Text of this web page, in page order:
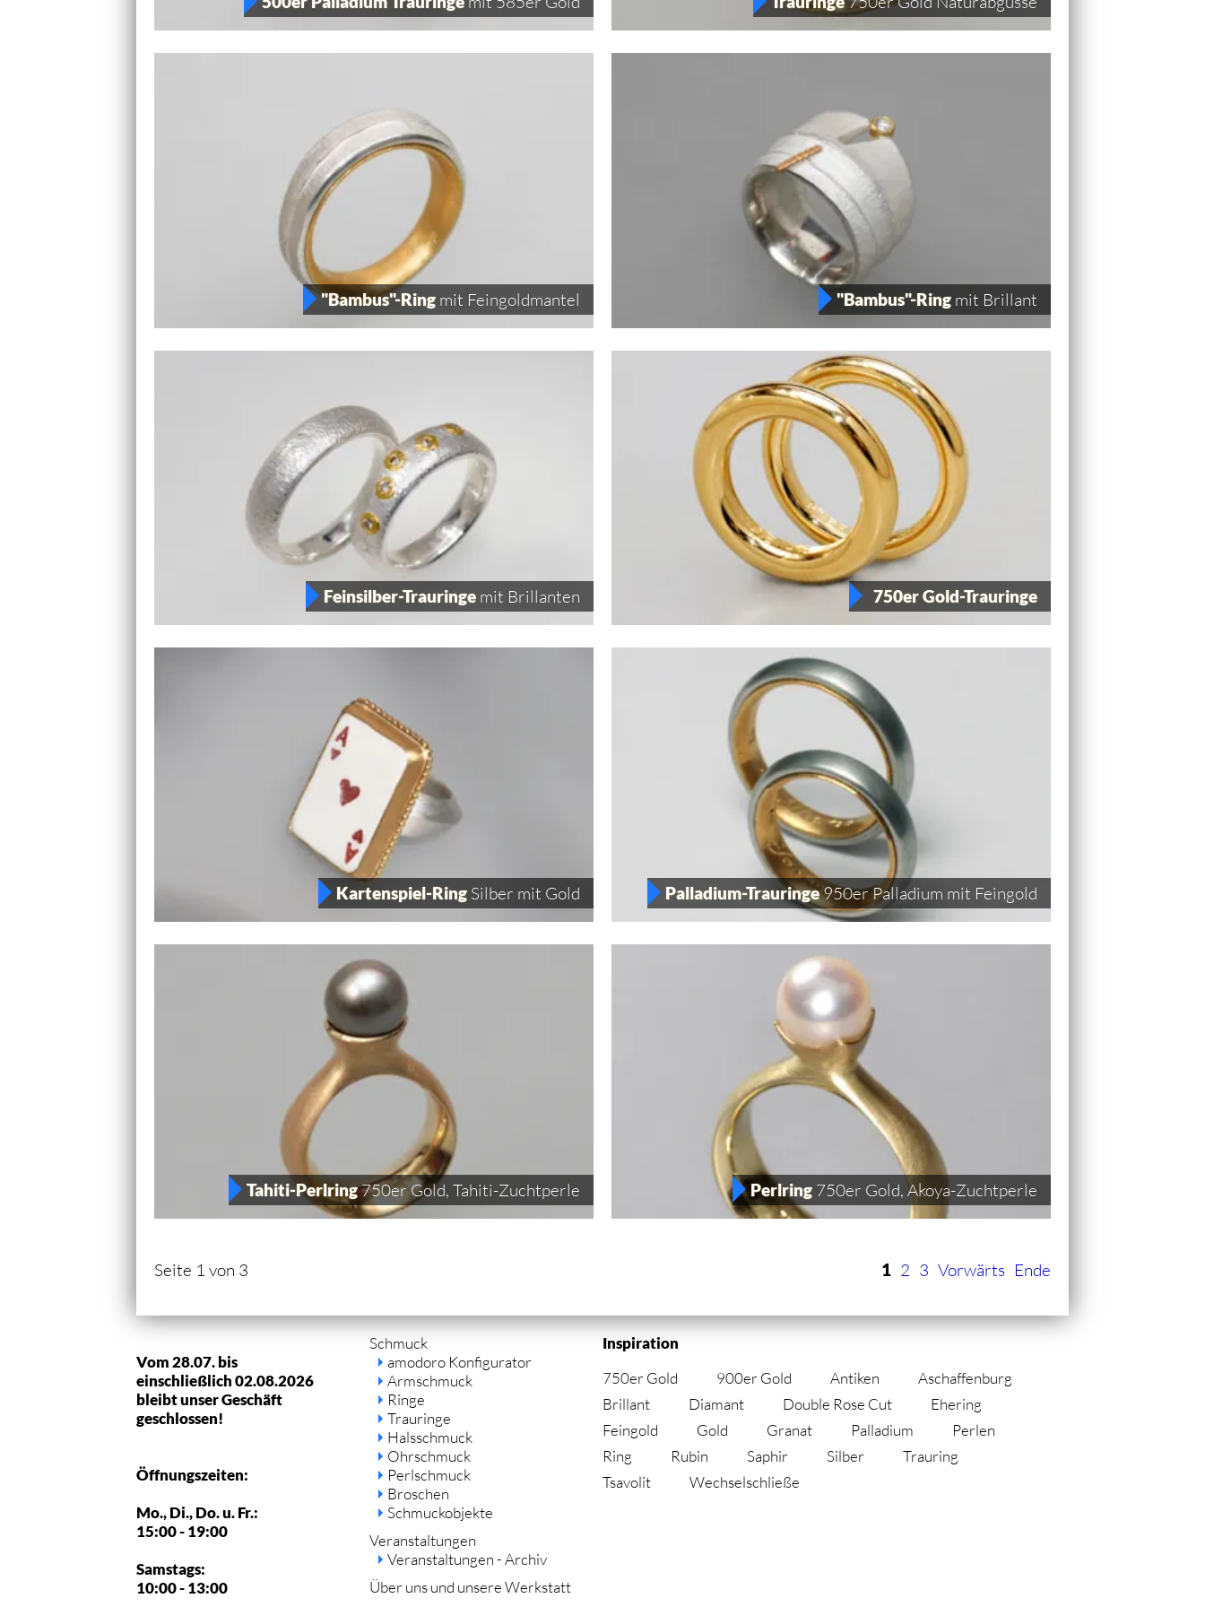
"Bambus"-Ring mit Feingoldmantel "Bambus"-Ring mit Brillant
Feinsilber-Trauringe mit Brillanten 750er Gold-Trauringe
Kartenspiel-Ring Silber mit Gold Palladium-Trauringe950er Palladium mit Feingold
Tahiti-Perlring750er Gold, Tahiti-Zuchtperle Perlring 750er Gold, Akoya-Zuchtperle
Seite 1 von 3 1 2 3 Vorwärts Ende
Vom 28.07. bis
einschließlich 02.08.2026
bleibt unser Geschäft
geschlossen!
Öffnungszeiten:
Mo., Di., Do. u. Fr.:
15:00 - 19:00
Samstags:
10:00 - 13:00
Navigation
überspringen
Schmuck
amodoro Konfigurator
Armschmuck
Ringe
Trauringe
Halsschmuck
Ohrschmuck
Perlschmuck
Broschen
Schmuckobjekte
Veranstaltungen
Veranstaltungen - Archiv
Über uns und unsere Werkstatt
Inspiration
750er Gold
900er Gold Antiken
Aschaffenburg
Brillant
Diamant Double Rose Cut
Ehering
Feingold
Gold Granat Palladium
Perlen
Ring
Rubin Saphir Silber
Trauring
Tsavolit
Wechselschließe